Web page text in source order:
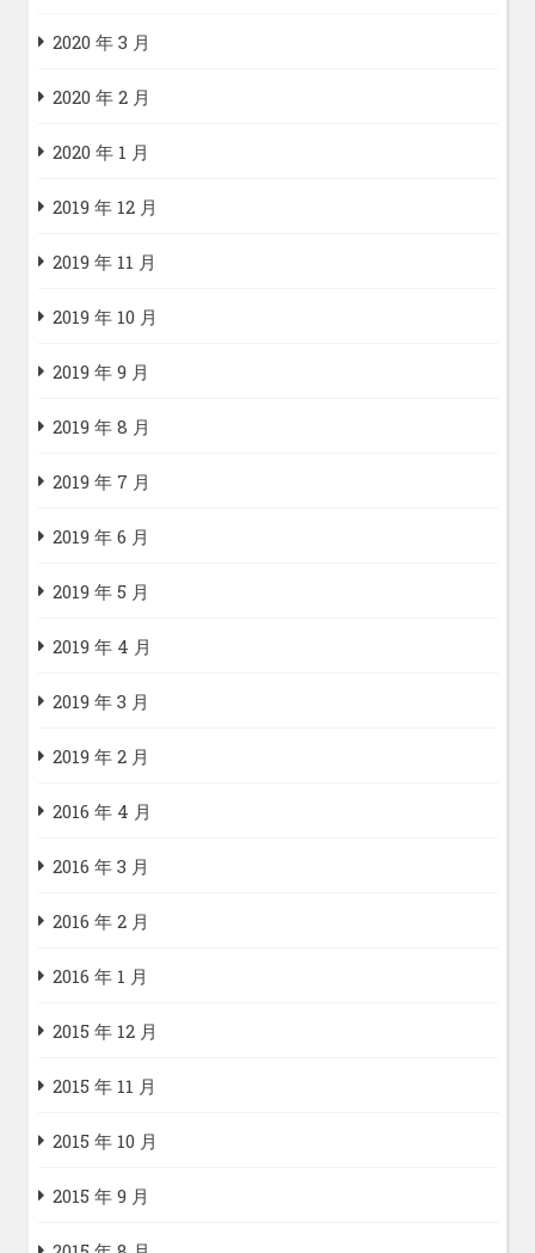
2020 年 3 月
2020 年 2 月
2020 年 1 月
2019 年 12 月
2019 年 11 月
2019 年 10 月
2019 年 9 月
2019 年 8 月
2019 年 7 月
2019 年 6 月
2019 年 5 月
2019 年 4 月
2019 年 3 月
2019 年 2 月
2016 年 4 月
2016 年 3 月
2016 年 2 月
2016 年 1 月
2015 年 12 月
2015 年 11 月
2015 年 10 月
2015 年 9 月